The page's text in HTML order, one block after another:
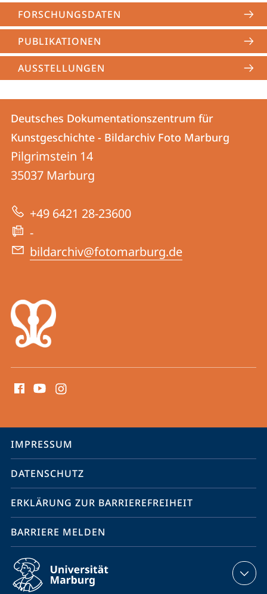
FORSCHUNGSDATEN
PUBLIKATIONEN
AUSSTELLUNGEN
Kontakt
und
Informationen
zur
Website
Kontaktinformationen
Deutsches
Dokumentationszentrum
für
Kunstgeschichte
-
Bildarchiv
Foto
Marburg
Deutsches Dokumentationszentrum für
Kunstgeschichte - Bildarchiv Foto Marburg
Pilgrimstein 14
35037 Marburg
+49 6421 28-23600
-
bildarchiv@fotomarburg.de
Media
Service-
Navigation
IMPRESSUM
DATENSCHUTZ
ERKLÄRUNG ZUR BARRIEREFREIHEIT
BARRIERE MELDEN